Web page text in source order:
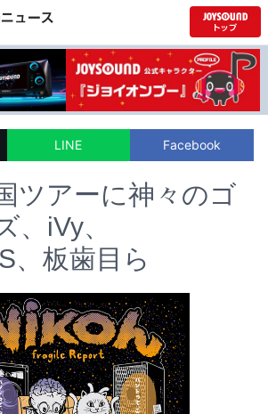
LINE Facebook
ツアーに神々のゴ
、iVy、
、板歯目ら